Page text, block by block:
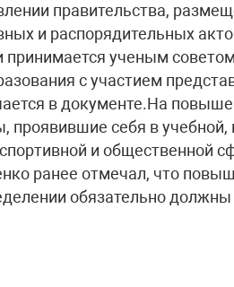
правительства,
и распорядительных
принимается ученым
с участием
в документе.На
проявившие себя в учебной,
и общественной
ранее отмечал, что
обязательно